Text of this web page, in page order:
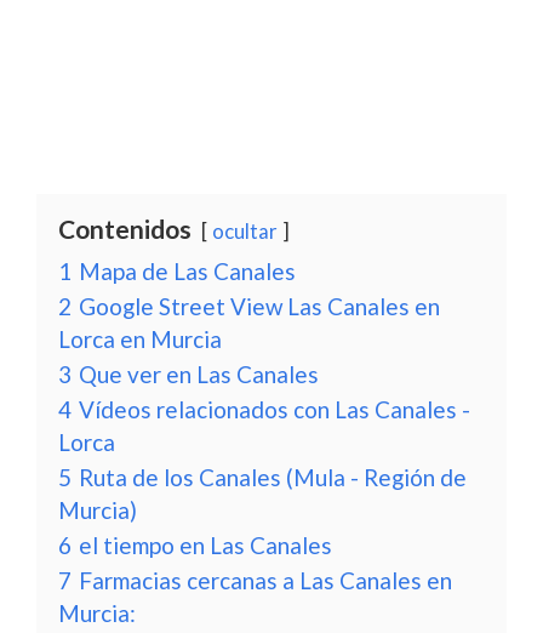
Contenidos ocultar
1 Mapa de Las Canales
2 Google Street View Las Canales en
Lorca en Murcia
3 Que ver en Las Canales
4 Vídeos relacionados con Las Canales -
Lorca
5 Ruta de los Canales (Mula - Región de
Murcia)
6 el tiempo en Las Canales
7 Farmacias cercanas a Las Canales en
Murcia: